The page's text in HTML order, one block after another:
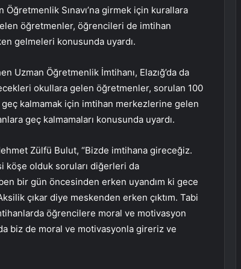
Öğretmenlik Sınavı’na girmek için kurallara
öğretmenler, öğrencileri de imtihan
gelmeleri konusunda uyardı.
Uzman Öğretmenlik İmtihanı, Elazığ’da da
okullara gelen öğretmenler, sorulan 100
kalmamak için imtihan merkezlerine gelen
geç kalmamaları konusunda uyardı.
Zülfü Bulut, “Bizde imtihana gireceğiz.
köşe olduk soruları diğerleri da
bir gün öncesinden erken uyandım ki gece
çıkar diye meskenden erken çıktım. Tabi
öğrencilere moral ve motivasyon
biz de moral ve motivasyonla gireriz ve